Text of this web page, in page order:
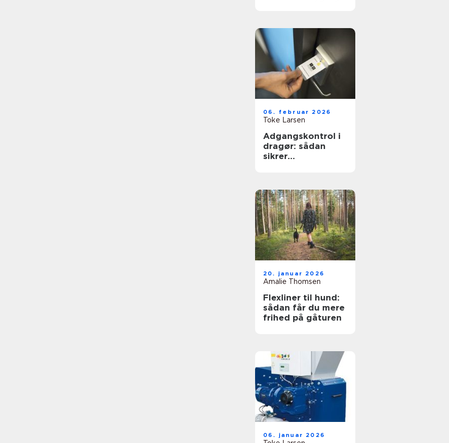
06. februar 2026
Toke Larsen
Adgangskontrol i
dragør: sådan
sikrer
20. januar 2026
Amalie Thomsen
Flexliner til hund:
sådan får du mere
frihed på gåturen
06. januar 2026